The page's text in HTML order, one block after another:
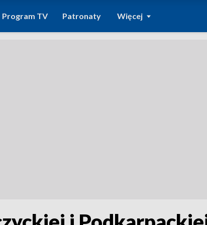
Program TV Patronaty Więcej